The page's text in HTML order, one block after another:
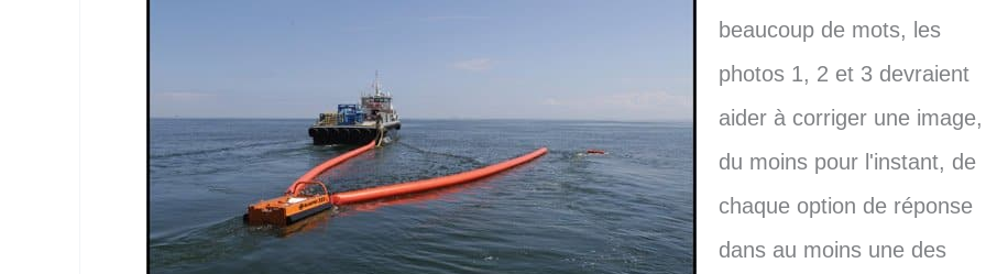
beaucoup de mots, les
photos 1, 2 et 3 devraient
aider à corriger une image,
du moins pour l'instant, de
chaque option de réponse
dans au moins une des